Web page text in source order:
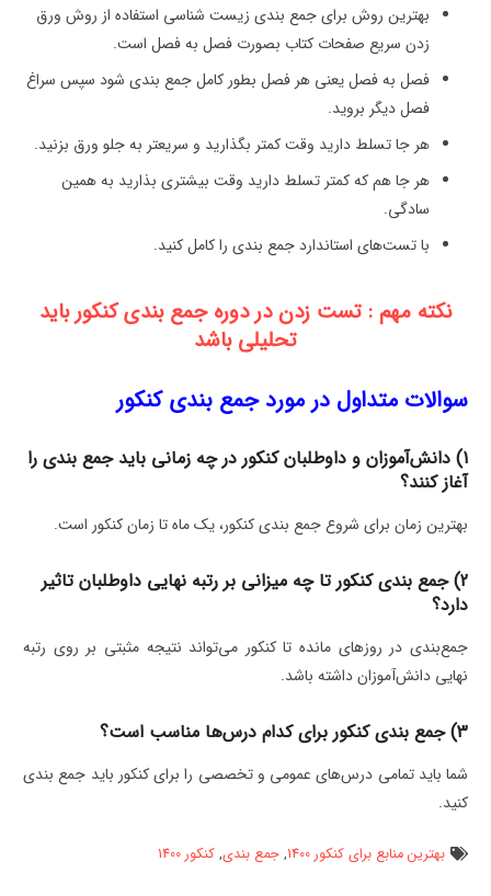
بهترین روش برای جمع بندی زیست شناسی استفاده از روش ورق
زدن سریع صفحات کتاب بصورت فصل به فصل است.
فصل به فصل یعنی هر فصل بطور کامل جمع بندی شود سپس سراغ
فصل دیگر بروید.
هر جا تسلط دارید وقت کمتر بگذارید و سریعتر به جلو ورق بزنید.
هر جا هم که کمتر تسلط دارید وقت بیشتری بذارید به همین
سادگی.
با تست‌های استاندارد جمع بندی را کامل کنید.
نکته مهم : تست زدن در دوره جمع بندی کنکور باید
تحلیلی باشد
سوالات متداول در مورد جمع بندی کنکور
1) دانش‌آموزان و داوطلبان کنکور در چه زمانی باید جمع بندی را
آغاز کنند؟
بهترین زمان برای شروع جمع بندی کنکور، یک ماه تا زمان کنکور است.
2) جمع بندی کنکور تا چه میزانی بر رتبه نهایی داوطلبان تاثیر
دارد؟
جمع‌بندی در روزهای مانده تا کنکور می‌تواند نتیجه مثبتی بر روی رتبه
نهایی دانش‌آموزان داشته باشد.
3) جمع بندی کنکور برای کدام درس‌ها مناسب است؟
شما باید تمامی درس‌های عمومی و تخصصی را برای کنکور باید جمع بندی
کنید.
بهترین منابع برای کنکور 1400 ,جمع بندی,کنکور 1400